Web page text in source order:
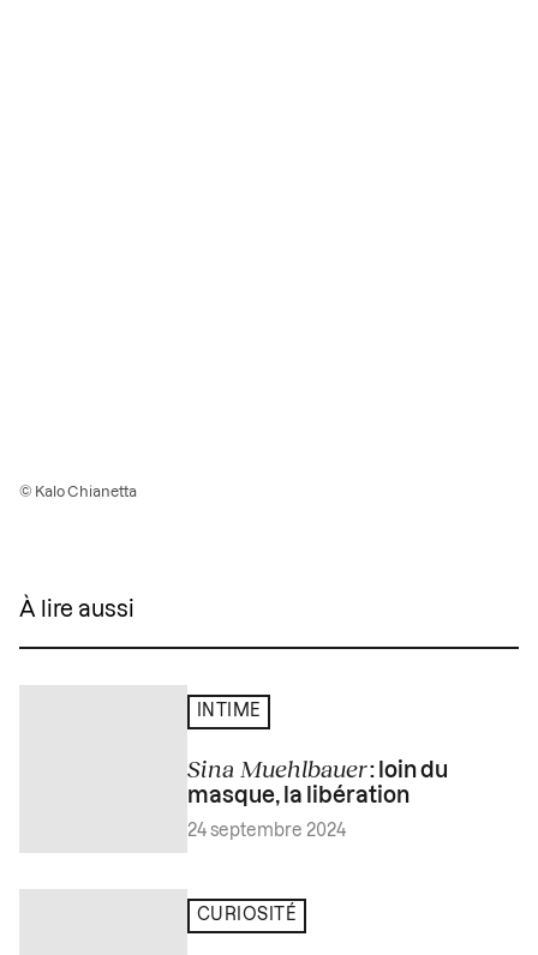
© Kalo Chianetta
À lire aussi
INTIME
Sina Muehlbauer: loin du
masque, la libération
24 septembre 2024
CURIOSITÉ